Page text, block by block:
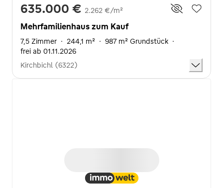
635.000 € 2.262 €/m²
Mehrfamilienhaus zum Kauf
7,5 Zimmer · 244,1 m² · 987 m² Grundstück ·
frei ab 01.11.2026
Kirchbichl (6322)